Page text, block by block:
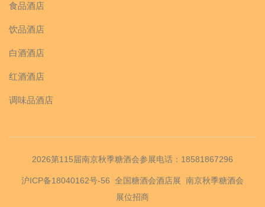
小食友品（山东）食品科技有限公司
食品酒店
饮品酒店
白酒酒店
红酒酒店
调味品酒店
2026第115届南京秋季糖酒会参展电话：18581867296
沪ICP备18040162号-56 全国糖酒会酒店展 南京秋季糖酒会
展位招商